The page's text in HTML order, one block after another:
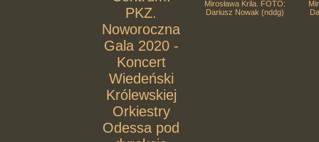
PKZ.
Noworoczna
Gala 2020 -
Koncert
Wiedeński
Królewskiej
Orkiestry
Odessa pod
Mirosława Krila. FOTO:
Dariusz Nowak (nddg)